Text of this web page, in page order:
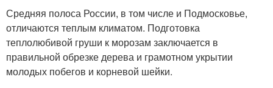
Средняя полоса России, в том числе и Подмосковье,
отличаются теплым климатом. Подготовка
теплолюбивой груши к морозам заключается в
правильной обрезке дерева и грамотном укрытии
молодых побегов и корневой шейки.